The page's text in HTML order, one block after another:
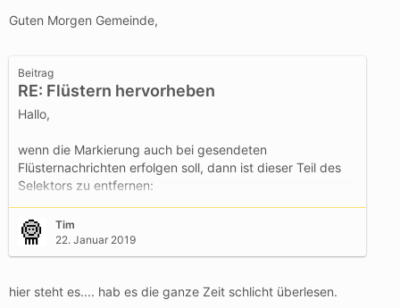
Guten Morgen Gemeinde,
Beitrag
RE: Flüstern hervorheben
Hallo,
wenn die Markierung auch bei gesendeten
Flüsternachrichten erfolgen soll, dann ist dieser Teil des
Selektors zu entfernen:
[…]
Tim
22. Januar 2019
hier steht es.... hab es die ganze Zeit schlicht überlesen.